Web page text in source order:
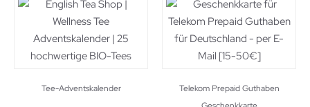
Tee-Adventskalender
Telekom Prepaid Guthaben